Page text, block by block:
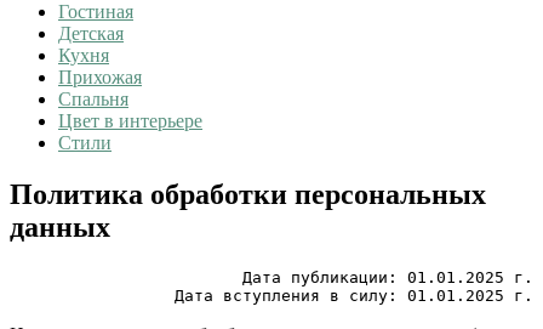
Гостиная
Детская
Кухня
Прихожая
Спальня
Цвет в интерьере
Стили
Политика обработки персональных
данных
Дата публикации: 01.01.2025 г.
Дата вступления в силу: 01.01.2025 г.